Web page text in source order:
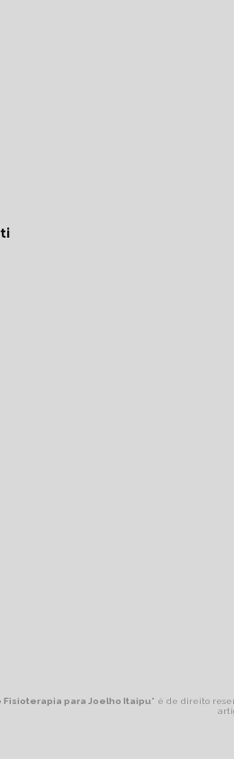
Fisioterapia para Joelho Itaipu" é de direito